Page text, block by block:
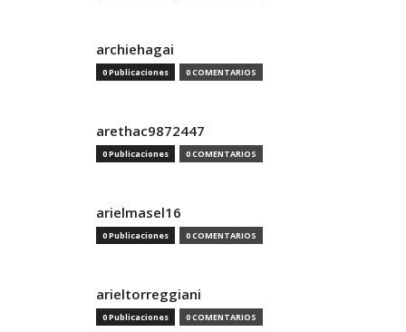
archiehagai
0 Publicaciones 0 COMENTARIOS
arethac9872447
0 Publicaciones 0 COMENTARIOS
arielmasel16
0 Publicaciones 0 COMENTARIOS
arieltorreggiani
0 Publicaciones 0 COMENTARIOS